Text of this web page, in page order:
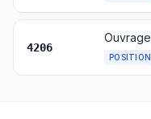
4206
POSITION